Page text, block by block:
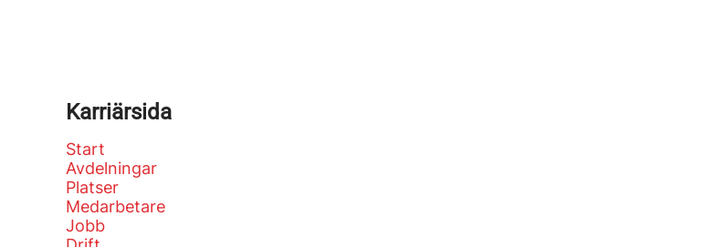
Karriärsida
Start
Avdelningar
Platser
Medarbetare
Jobb